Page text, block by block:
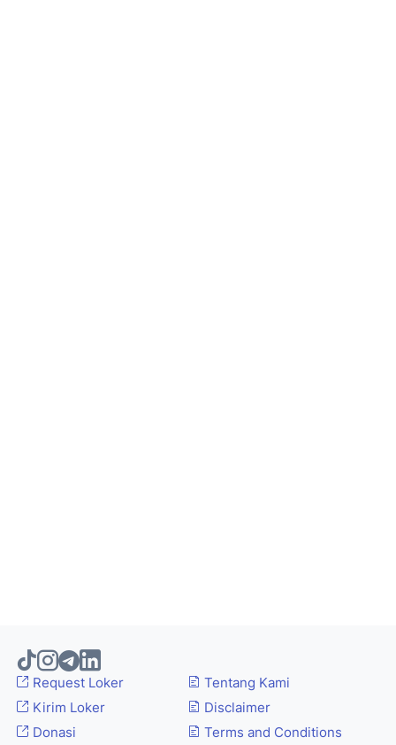
Request Loker
Kirim Loker
Donasi
Tentang Kami
Disclaimer
Terms and Conditions